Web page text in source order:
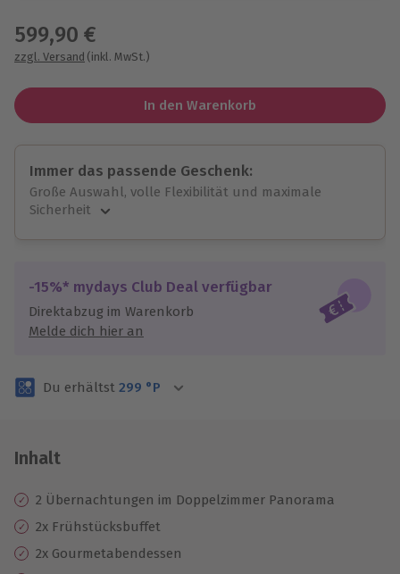
599,90 €
zzgl. Versand (inkl. MwSt.)
In den Warenkorb
Immer das passende Geschenk:
Große Auswahl, volle Flexibilität und maximale
Sicherheit
Jeder Gutschein für alle Erlebnisse einlösbar.
Maximale Sicherheit
3 Jahre gültig & verlängerbar.
-15%* mydays Club Deal verfügbar
Direktabzug im Warenkorb
Melde dich hier an
Du erhältst 299 °P
Inhalt
2 Übernachtungen im Doppelzimmer Panorama
2x Frühstücksbuffet
2x Gourmetabendessen